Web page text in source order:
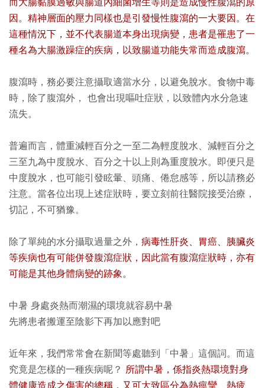
因。精神層面的壓力同樣也是引發慢性腹瀉的一大要因。在
這種情況下，並不代表腸道本身出現病變，患者是罹患了一
種名為大腸激躁症的疾病，以致腸道功能失常而造成腹瀉。
腹瀉時，務必要注意攝取適當水分，以避免脫水。食物中毒
時，除了腹瀉外， 也會出現嘔吐症狀，以致體內水分急速
流失。
普遍而言，體重減輕百分之一至二為輕度脫水、減輕百分之
三至九為中度脫水、百分之十以上則為重度脫水。即便只是
中度脫水，也可能引發眩暈、頭痛、倦怠感等，所以請務必
注意。當各位出現上述症狀時，要立刻前往醫院接受治療，
切記，不可猶豫。
除了單純的水分攝取過量之外， 病毒性肝炎、胃癌、胰臟炎
等疾病也有可能併發腹瀉症狀，因此當有腹瀉症狀時，亦有
可能是其他身體病變的跡象。
中暑 身處炎熱而潮濕的環境就容易中暑
先將患者搬運至陰影下再加以應對吧
近年來，我們常常會在新聞等處聽到「中暑」這個詞。而這
究竟是怎樣的一種疾病呢？ 所謂中暑，係指炎熱環境對身
體健康造成之傷害的總稱，又可大致區分為熱痙攣、熱疲